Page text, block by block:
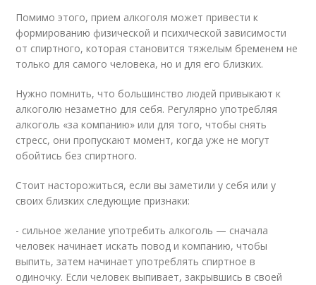
Помимо этого, прием алкоголя может привести к
формированию физической и психической зависимости
от спиртного, которая становится тяжелым бременем не
только для самого человека, но и для его близких.
Нужно помнить, что большинство людей привыкают к
алкоголю незаметно для себя. Регулярно употребляя
алкоголь «за компанию» или для того, чтобы снять
стресс, они пропускают момент, когда уже не могут
обойтись без спиртного.
Стоит насторожиться, если вы заметили у себя или у
своих близких следующие признаки:
- сильное желание употребить алкоголь — сначала
человек начинает искать повод и компанию, чтобы
выпить, затем начинает употреблять спиртное в
одиночку. Если человек выпивает, закрывшись в своей